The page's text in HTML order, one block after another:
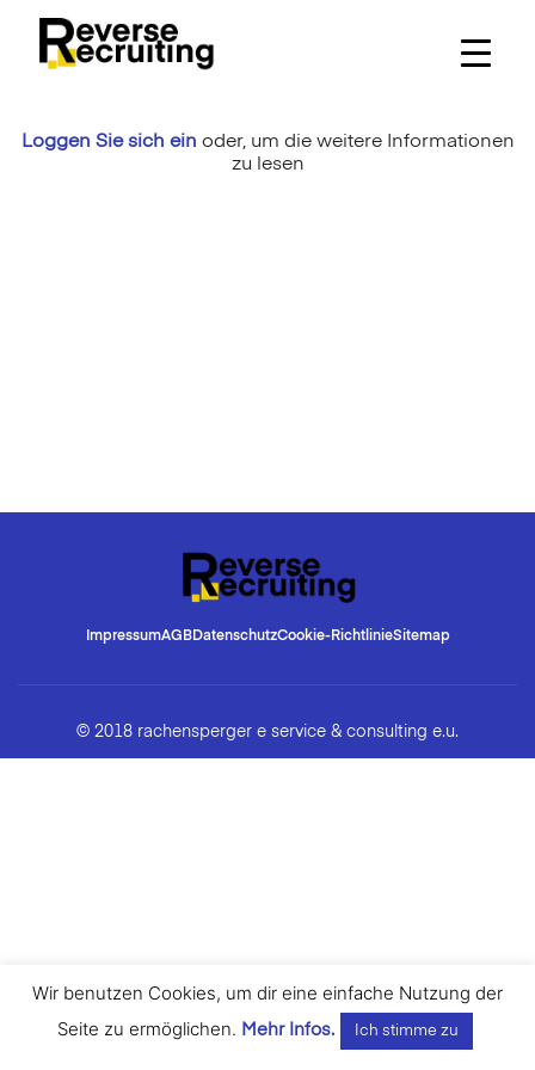
content
Loggen Sie sich ein oder, um die weitere Informationen
zu lesen
ImpressumAGBDatenschutzCookie-RichtlinieSitemap
© 2018 rachensperger e service & consulting e.u.
Wir benutzen Cookies, um dir eine einfache Nutzung der
Seite zu ermöglichen. Mehr Infos. Ich stimme zu